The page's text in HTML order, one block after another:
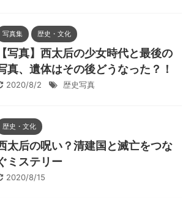
写真集 歴史・文化
【写真】西太后の少女時代と最後の
真、遺体はその後どうなった？！
2020/8/2 歴史写真
歴史・文化
太后の呪い？清建国と滅亡をつな
ミステリー
2020/8/15